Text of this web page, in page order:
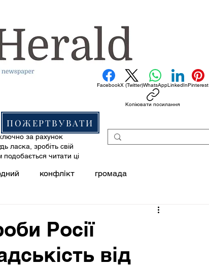
ПОЖЕРТВУВАТИ
FacebookX (Twitter)WhatsAppLinkedInPinterest
Копіювати посилання
за рахунок
ласка, зробіть свій
читати ці
конфлікт громада
Росії
від